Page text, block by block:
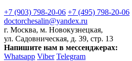
+7 (903) 798-20-06 +7 (495) 798-20-06
doctorchesalin@yandex.ru
г. Москва, м. Новокузнецкая,
ул. Садовническая, д. 39, стр. 13
Напишите нам в мессенджерах:
Whatsapp Viber Telegram